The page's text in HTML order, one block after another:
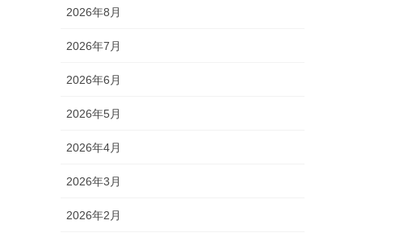
2026年8月
2026年7月
2026年6月
2026年5月
2026年4月
2026年3月
2026年2月